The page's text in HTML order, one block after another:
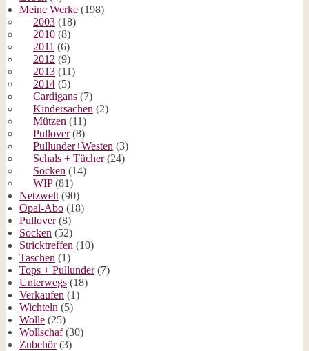
Meine Werke (198)
2003 (18)
2010 (8)
2011 (6)
2012 (9)
2013 (11)
2014 (5)
Cardigans (7)
Kindersachen (2)
Mützen (11)
Pullover(8)
Pullunder+Westen (3)
Schals + Tücher(24)
Socken (14)
WIP(81)
Netzwelt (90)
Opal-Abo (18)
Pullover(8)
Socken (52)
Stricktreffen (10)
Taschen (1)
Tops + Pullunder(7)
Unterwegs (18)
Verkaufen (1)
Wichteln (5)
Wolle (25)
Wollschaf(30)
Zubehör(3)